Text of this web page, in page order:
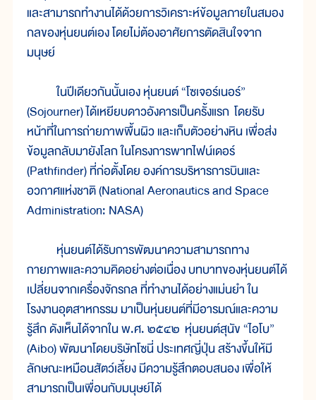
และสามารถทำงานได้ด้วยการวิเคราะห์ข้อมูลภายในสมอง
กลของหุ่นยนต์เอง โดยไม่ต้องอาศัยการตัดสินใจจาก
มนุษย์
ในปีเดียวกันนั้นเอง หุ่นยนต์ “โซเจอร์เนอร์”
(Sojourner) ได้เหยียบดาวอังคารเป็นครั้งแรก โดยรับ
หน้าที่ในการถ่ายภาพพื้นผิว และเก็บตัวอย่างหิน เพื่อส่ง
ข้อมูลกลับมายังโลก ในโครงการพาทไฟน์เดอร์
(Pathfinder) ที่ก่อตั้งโดย องค์การบริหารการบินและ
อวกาศแห่งชาติ (National Aeronautics and Space
Administration: NASA)
หุ่นยนต์ได้รับการพัฒนาความสามารถทาง
กายภาพและความคิดอย่างต่อเนื่อง บทบาทของหุ่นยนต์ได้
เปลี่ยนจากเครื่องจักรกล ที่ทำงานได้อย่างแม่นยำ ใน
โรงงานอุตสาหกรรม มาเป็นหุ่นยนต์ที่มีอารมณ์และความ
รู้สึก ดังเห็นได้จากใน พ.ศ. ๒๕๔๒ หุ่นยนต์สุนัข “ไอโบ”
(Aibo) พัฒนาโดยบริษัทโซนี่ ประเทศญี่ปุ่น สร้างขึ้นให้มี
ลักษณะเหมือนสัตว์เลี้ยง มีความรู้สึกตอบสนอง เพื่อให้
สามารถเป็นเพื่อนกับมนุษย์ได้